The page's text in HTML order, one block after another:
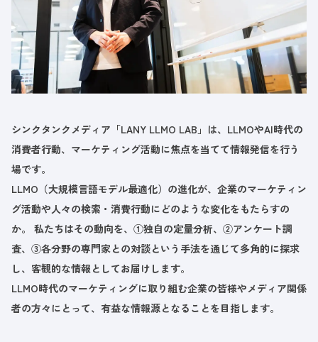
シンクタンクメディア「LANY LLMO LAB」は、LLMOやAI時代の
消費者行動、マーケティング活動に焦点を当てて情報発信を行う
場です。
LLMO（大規模言語モデル最適化）の進化が、企業のマーケティン
グ活動や人々の検索・消費行動にどのような変化をもたらすの
か。 私たちはその動向を、①独自の定量分析、②アンケート調
査、③各分野の専門家との対談という手法を通じて多角的に探求
し、客観的な情報としてお届けします。
LLMO時代のマーケティングに取り組む企業の皆様やメディア関係
者の方々にとって、有益な情報源となることを目指します。